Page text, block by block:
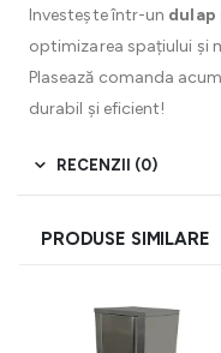
Investește într-un dulap
optimizarea spațiului și
Plasează comanda
durabil și eficient!
RECENZII (0)
PRODUSE SIMILARE